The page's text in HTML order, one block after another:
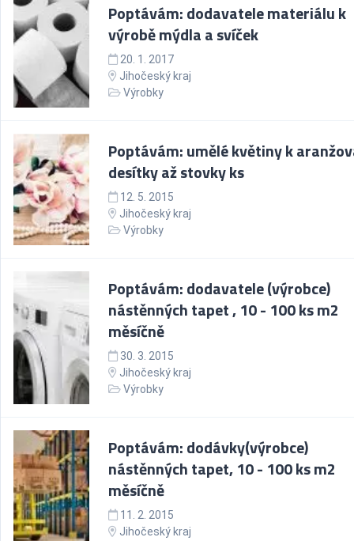
Poptávám: dodavatele materiálu k
výrobě mýdla a svíček
20. 1. 2017
Jihočeský kraj
Výrobky
Poptávám: umělé květiny k
desítky až stovky ks
12. 5. 2015
Jihočeský kraj
Výrobky
Poptávám: dodavatele (výrobce)
nástěnných tapet , 10 - 100 ks m2
měsíčně
30. 3. 2015
Jihočeský kraj
Výrobky
Poptávám: dodávky(výrobce)
nástěnných tapet, 10 - 100 ks m2
měsíčně
11. 2. 2015
Jihočeský kraj